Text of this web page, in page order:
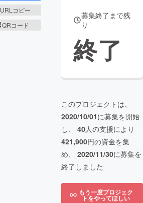
URLコピー
QRコード
募集終了まで残
り
終了
このプロジェクトは、
2020/10/01に募集を開始
し、 40人の支援により
421,900円の資金を集
め、 2020/11/30に募集を
終了しました
もう一度プロジェク
トをやってほしい